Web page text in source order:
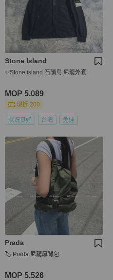
Stone Island
✨Stone island 石頭島 尼龍外套
MOP 5,089
現折 200
狀況良好 台灣 免運
Prada
🏷️ Prada 尼龍厚背包
MOP 5,526